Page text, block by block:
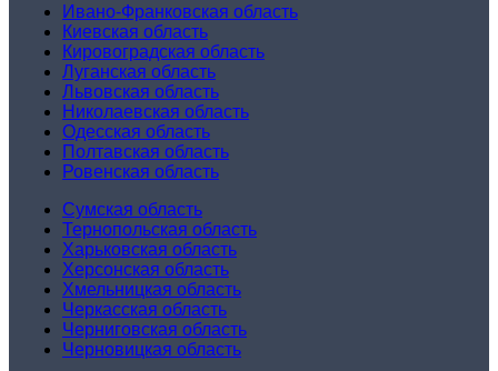
Ивано-Франковская область
Киевская область
Кировоградская область
Луганская область
Львовская область
Николаевская область
Одесская область
Полтавская область
Ровенская область
Сумская область
Тернопольская область
Харьковская область
Херсонская область
Хмельницкая область
Черкасская область
Черниговская область
Черновицкая область